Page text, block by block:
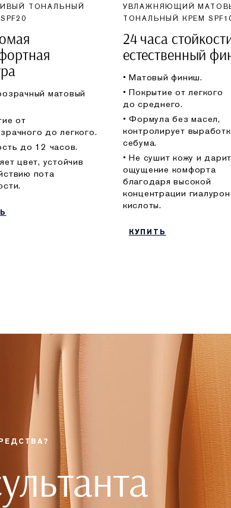
ТОНАЛЬНЫЙ
матовый
от
до легкого.
до 12 часов.
цвет, устойчив
пота
УВЛАЖНЯЮЩИЙ
ТОНАЛЬНЫЙ КРЕМ
24 часа
естественный
• Матовый финиш.
• Покрытие от легкого
до среднего.
• Формула без масел,
контролирует
себума.
• Не сушит кожу и
ощущение комфорта
благодаря высокой
концентрации
кислоты.
КУПИТЬ